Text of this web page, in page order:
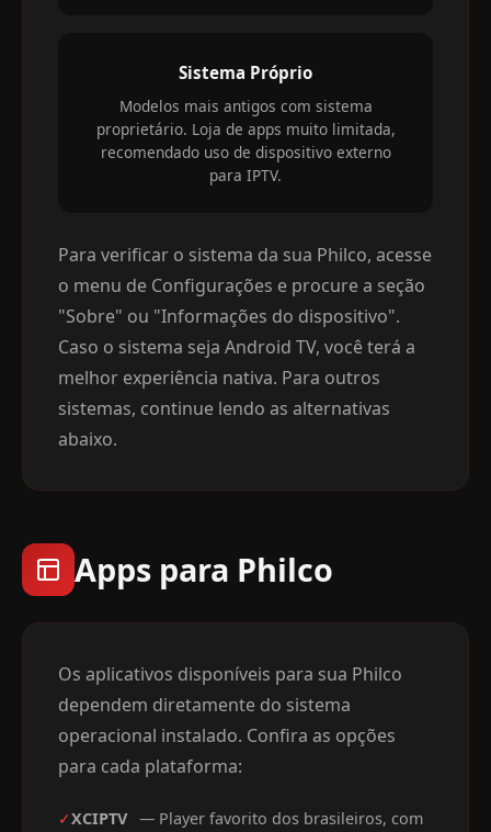
Sistema Próprio
Modelos mais antigos com sistema
proprietário. Loja de apps muito limitada,
recomendado uso de dispositivo externo
para IPTV.
Para verificar o sistema da sua Philco, acesse
o menu de Configurações e procure a seção
"Sobre" ou "Informações do dispositivo".
Caso o sistema seja Android TV, você terá a
melhor experiência nativa. Para outros
sistemas, continue lendo as alternativas
abaixo.
Apps para Philco
Os aplicativos disponíveis para sua Philco
dependem diretamente do sistema
operacional instalado. Confira as opções
para cada plataforma:
✓XCIPTV — Player favorito dos brasileiros, com